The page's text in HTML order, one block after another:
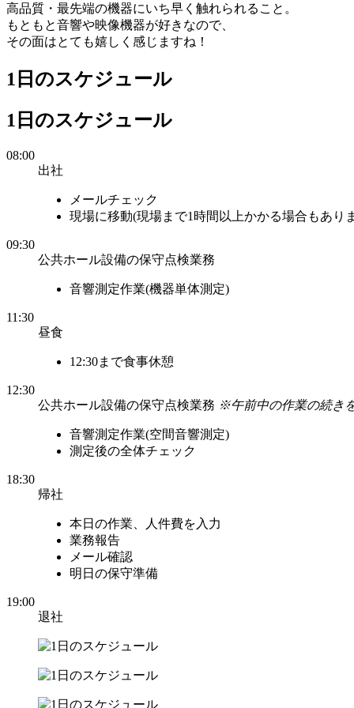
高品質・最先端の機器にいち早く触れられること。
もともと音響や映像機器が好きなので、
その面はとても嬉しく感じますね！
1日のスケジュール
1日のスケジュール
08:00
出社
メールチェック
現場に移動(現場まで1時間以上かかる場合もあり
09:30
公共ホール設備の保守点検業務
音響測定作業(機器単体測定)
11:30
昼食
12:30まで食事休憩
12:30
公共ホール設備の保守点検業務 ※午前中の作業の続き
音響測定作業(空間音響測定)
測定後の全体チェック
18:30
帰社
本日の作業、人件費を入力
業務報告
メール確認
明日の保守準備
19:00
退社